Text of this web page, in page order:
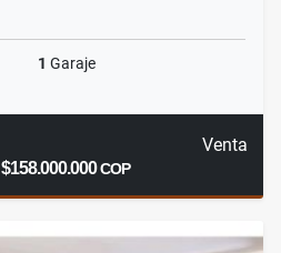
1 Garaje
Venta
$158.000.000COP